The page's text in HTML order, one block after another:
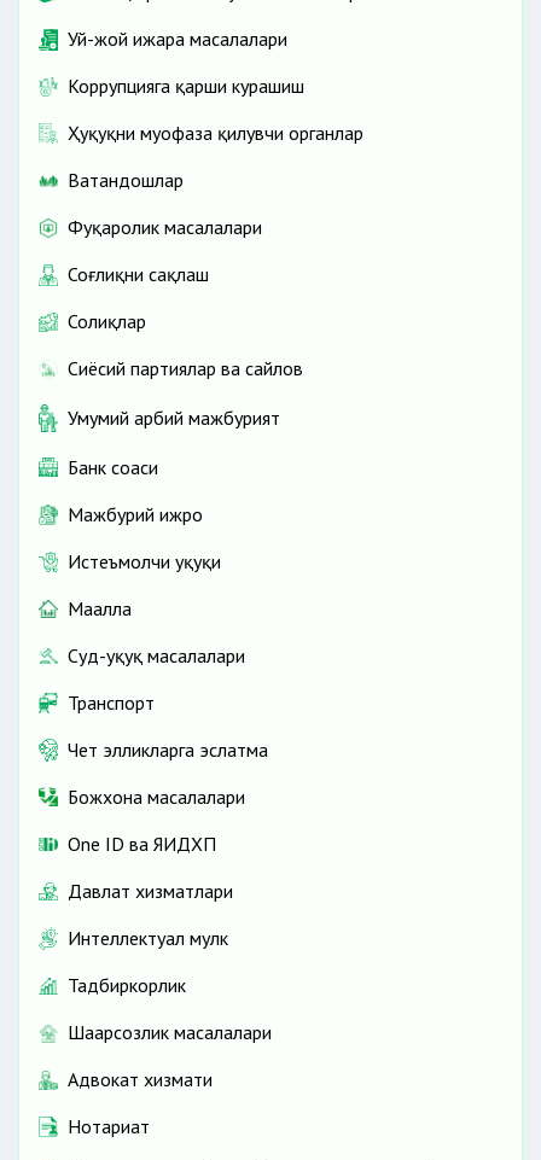
Уй-жой ижара масалалари
Коррупцияга қарши курашиш
Ҳуқуқни муҳофаза қилувчи органлар
Ватандошлар
Фуқаролик масалалари
Соғлиқни сақлаш
Солиқлар
Сиёсий партиялар ва сайлов
Умумий ҳарбий мажбурият
Банк соҳаси
Мажбурий ижро
Истеъмолчи ҳуқуқи
Маҳалла
Суд-ҳуқуқ масалалари
Транспорт
Чет элликларга эслатма
Божхона масалалари
One ID ва ЯИДХП
Давлат хизматлари
Интеллектуал мулк
Тадбиркорлик
Шаҳарсозлик масалалари
Адвокат хизмати
Нотариат